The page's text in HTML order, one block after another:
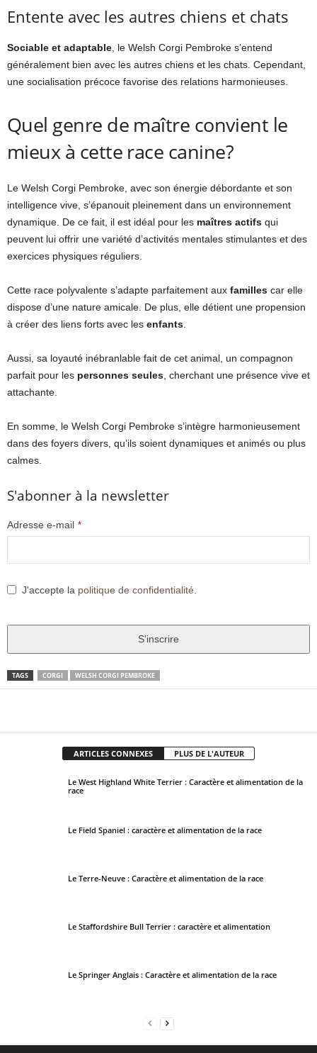
Entente avec les autres chiens et chats
Sociable et adaptable , le Welsh Corgi Pembroke s’entend
généralement bien avec les autres chiens et les chats. Cependant,
une socialisation précoce favorise des relations harmonieuses.
Quel genre de maître convient le
mieux à cette race canine?
Le Welsh Corgi Pembroke, avec son énergie débordante et son
intelligence vive, s’épanouit pleinement dans un environnement
dynamique. De ce fait, il est idéal pour les maîtres actifs qui
peuvent lui offrir une variété d’activités mentales stimulantes et des
exercices physiques réguliers.
Cette race polyvalente s’adapte parfaitement aux familles car elle
dispose d’une nature amicale. De plus, elle détient une propension
à créer des liens forts avec les enfants
Aussi, sa loyauté inébranlable fait de cet animal, un compagnon
parfait pour les personnes seules , cherchant une présence vive et
attachante.
En somme, le Welsh Corgi Pembroke s’intègre harmonieusement
dans des foyers divers, qu’ils soient dynamiques et animés ou plus
calmes.
S'abonner à la newsletter
Adresse e-mail *
J'accepte la politique de confidentialité
S'inscrire
T
h
l
TAGS CORGI WELSH CORGI PEMBROKE
ARTICLES CONNEXES PLUS DE L'AUTEUR
Le West Highland White Terrier : Caractère et alimentation de la
race
Le Field Spaniel : caractère et alimentation de la race
Le Terre-Neuve : Caractère et alimentation de la race
Le Staffordshire Bull Terrier : caractère et alimentation
Le Springer Anglais : Caractère et alimentation de la race